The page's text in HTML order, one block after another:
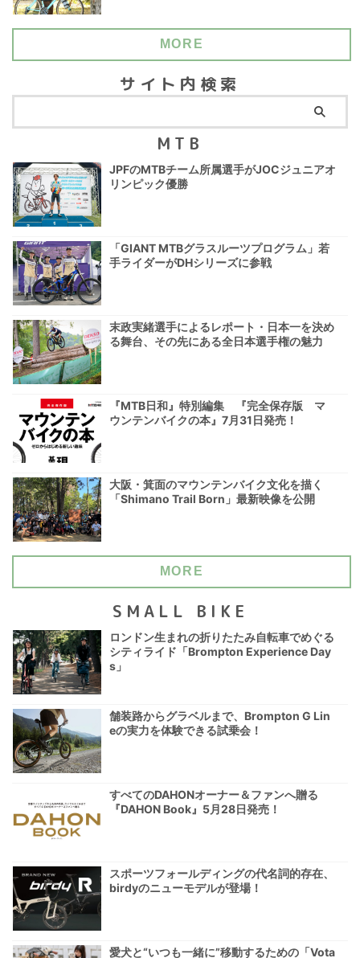
MORE
サイト内検索
MTB
JPFのMTBチーム所属選手がJOCジュニアオ
リンピック優勝
「GIANT MTBグラスルーツプログラム」若
手ライダーがDHシリーズに参戦
末政実緒選手によるレポート・日本一を決め
る舞台、その先にある全日本選手権の魅力
『MTB日和』特別編集 『完全保存版 マ
ウンテンバイクの本』7月31日発売！
大阪・箕面のマウンテンバイク文化を描く
「Shimano Trail Born」最新映像を公開
MORE
SMALL BIKE
ロンドン生まれの折りたたみ自転車でめぐる
シティライド「Brompton Experience Day
s」
舗装路からグラベルまで、Brompton G Lin
eの実力を体験できる試乗会！
すべてのDAHONオーナー＆ファンへ贈る
『DAHON Book』5月28日発売！
スポーツフォールディングの代名詞的存在、
birdyのニューモデルが登場！
愛犬と“いつも一緒に”移動するための「Vota